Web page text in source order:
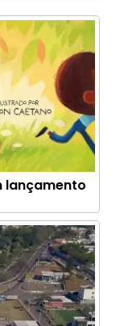
lançamento